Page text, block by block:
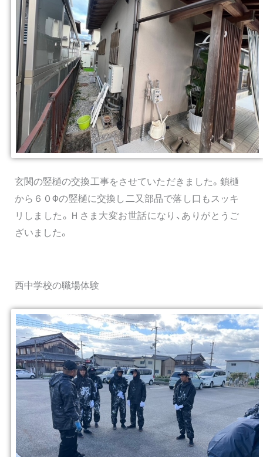
玄関の竪樋の交換工事をさせていただきました。鎖樋
から６０Φの竪樋に交換し二又部品で落し口もスッキ
リしました。Ｈさま大変お世話になり、ありがとうご
ざいました。
西中学校の職場体験